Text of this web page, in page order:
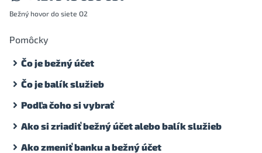
Bežný hovor do siete O2
Pomôcky
Čo je bežný účet
Čo je balík služieb
Podľa čoho si vybrať
Ako si zriadiť bežný účet alebo balík služieb
Ako zmeniť banku a bežný účet